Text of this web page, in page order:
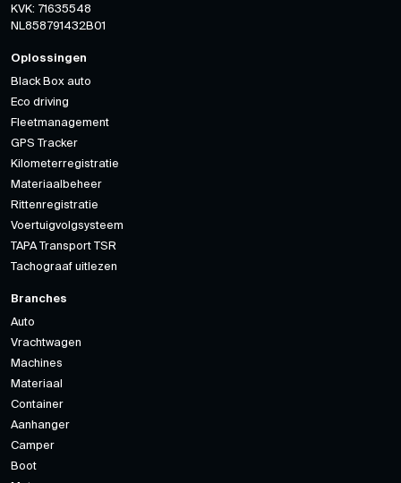
KVK: 71635548
NL858791432B01
Oplossingen
Black Box auto
Eco driving
Fleetmanagement
GPS Tracker
Kilometerregistratie
Materiaalbeheer
Rittenregistratie
Voertuigvolgsysteem
TAPA Transport TSR
Tachograaf uitlezen
Branches
Auto
Vrachtwagen
Machines
Materiaal
Container
Aanhanger
Camper
Boot